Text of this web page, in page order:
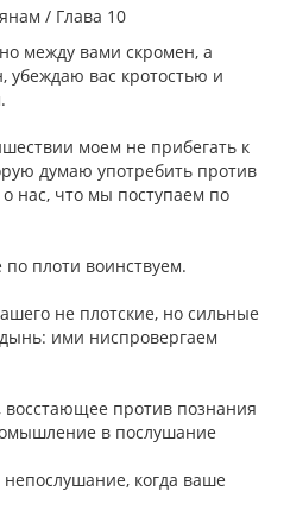
/ Глава 10
между вами скромен, а
убеждаю вас кротостью и
моем не прибегать к
думаю употребить против
нас, что мы поступаем по
плоти воинствуем.
не плотские, но сильные
ими ниспровергаем
против познания
в послушание
непослушание, когда ваше